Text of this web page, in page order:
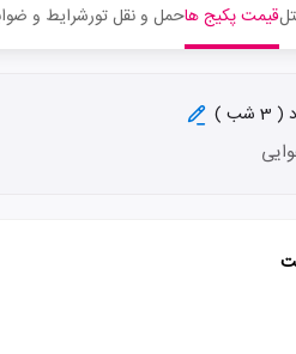
قیمت پکیج هاحمل و نقل تورشرایط و